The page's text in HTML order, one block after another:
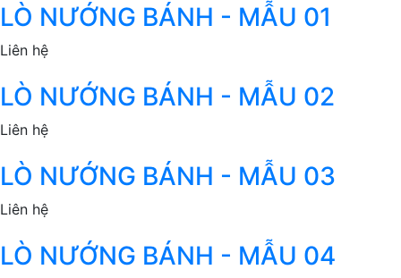
LÒ NƯỚNG BÁNH - MẪU 01
Liên hệ
LÒ NƯỚNG BÁNH - MẪU 02
Liên hệ
LÒ NƯỚNG BÁNH - MẪU 03
Liên hệ
LÒ NƯỚNG BÁNH - MẪU 04